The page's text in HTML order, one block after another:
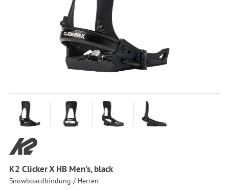
K2 Clicker X HB Men's, black
Snowboardbindung / Herren